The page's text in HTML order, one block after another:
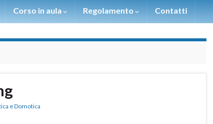
Corso in aula Regolamento Contatti
e Domotica